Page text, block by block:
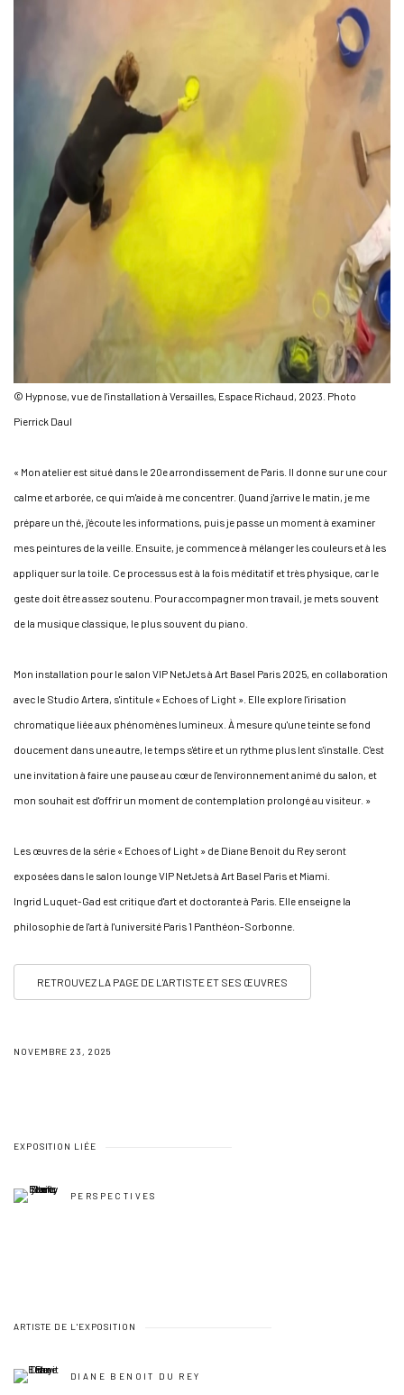
© Hypnose, vue de l'installation à Versailles, Espace Richaud, 2023. Photo
Pierrick Daul
« Mon atelier est situé dans le 20e arrondissement de Paris. Il donne sur une cour
calme et arborée, ce qui m'aide à me concentrer. Quand j'arrive le matin, je me
prépare un thé, j'écoute les informations, puis je passe un moment à examiner
mes peintures de la veille. Ensuite, je commence à mélanger les couleurs et à les
appliquer sur la toile. Ce processus est à la fois méditatif et très physique, car le
geste doit être assez soutenu. Pour accompagner mon travail, je mets souvent
de la musique classique, le plus souvent du piano.
Mon installation pour le salon VIP NetJets à Art Basel Paris 2025, en collaboration
avec le Studio Artera, s'intitule « Echoes of Light ». Elle explore l'irisation
chromatique liée aux phénomènes lumineux. À mesure qu'une teinte se fond
doucement dans une autre, le temps s'étire et un rythme plus lent s'installe. C'est
une invitation à faire une pause au cœur de l'environnement animé du salon, et
mon souhait est d'offrir un moment de contemplation prolongé au visiteur. »
Les œuvres de la série « Echoes of Light » de Diane Benoit du Rey seront
exposées dans le salon lounge VIP NetJets à Art Basel Paris et Miami.
Ingrid Luquet-Gad est critique d'art et doctorante à Paris. Elle enseigne la
philosophie de l'art à l'université Paris 1 Panthéon-Sorbonne.
RETROUVEZ LA PAGE DE L'ARTISTE ET SES ŒUVRES
NOVEMBRE 23, 2025
EXPOSITION LIÉE
PERSPECTIVES
ARTISTE DE L'EXPOSITION
DIANE BENOIT DU REY